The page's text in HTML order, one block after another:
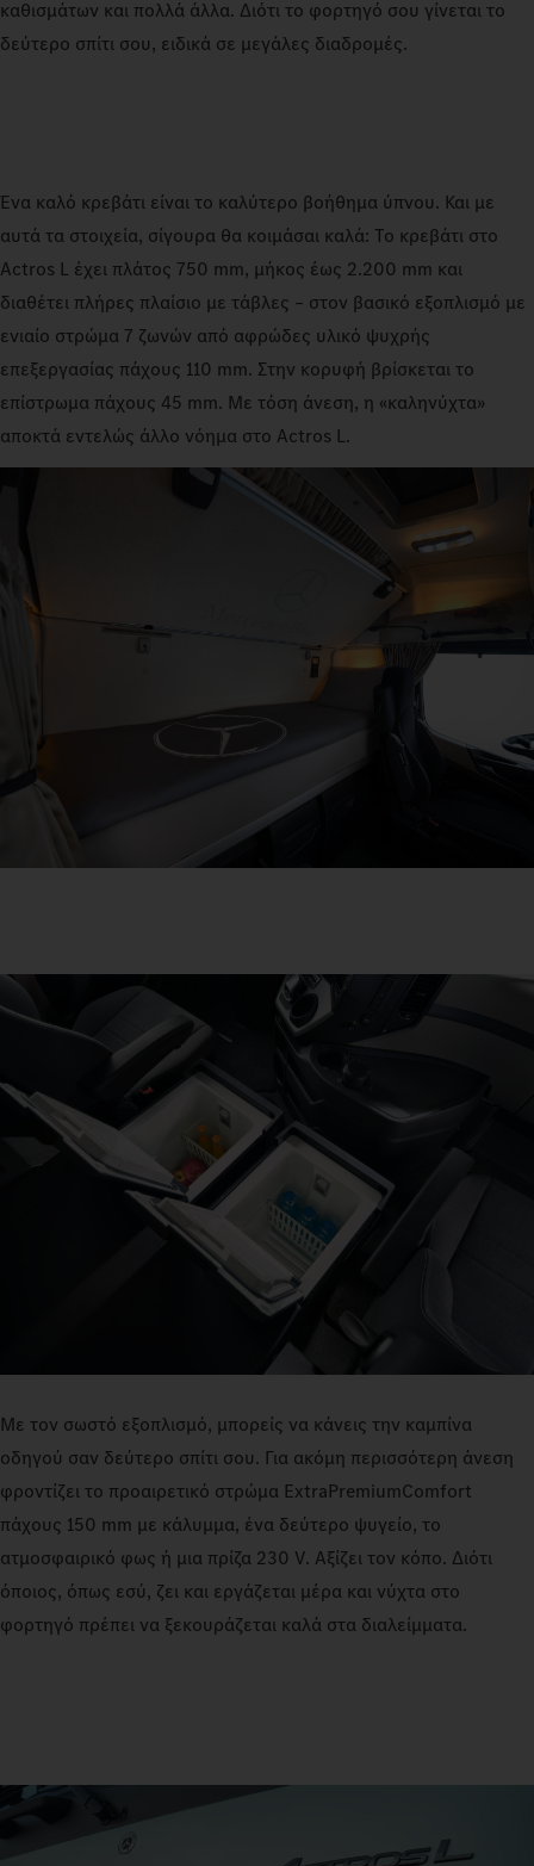
καθισμάτων και πολλά άλλα. Διότι το φορτηγό σου γίνεται το
δεύτερο σπίτι σου, ειδικά σε μεγάλες διαδρομές.
Ένα καλό κρεβάτι είναι το καλύτερο βοήθημα ύπνου. Και με
αυτά τα στοιχεία, σίγουρα θα κοιμάσαι καλά: Το κρεβάτι στο
Actros L έχει πλάτος 750 mm, μήκος έως 2.200 mm και
διαθέτει πλήρες πλαίσιο με τάβλες – στον βασικό εξοπλισμό με
ενιαίο στρώμα 7 ζωνών από αφρώδες υλικό ψυχρής
επεξεργασίας πάχους 110 mm. Στην κορυφή βρίσκεται το
επίστρωμα πάχους 45 mm. Με τόση άνεση, η «καληνύχτα»
αποκτά εντελώς άλλο νόημα στο Actros L.
Με τον σωστό εξοπλισμό, μπορείς να κάνεις την καμπίνα
οδηγού σαν δεύτερο σπίτι σου. Για ακόμη περισσότερη άνεση
φροντίζει το προαιρετικό στρώμα ExtraPremiumComfort
πάχους 150 mm με κάλυμμα, ένα δεύτερο ψυγείο, το
ατμοσφαιρικό φως ή μια πρίζα 230 V. Αξίζει τον κόπο. Διότι
όποιος, όπως εσύ, ζει και εργάζεται μέρα και νύχτα στο
φορτηγό πρέπει να ξεκουράζεται καλά στα διαλείμματα.